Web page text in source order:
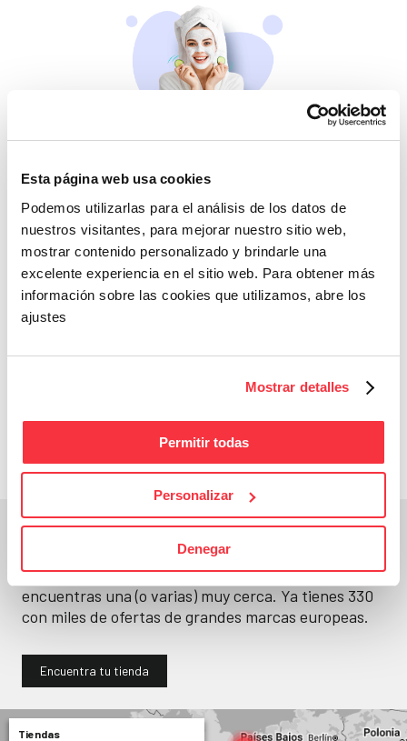
Esta página web usa cookies
Podemos utilizarlas para el análisis de los datos de
nuestros visitantes, para mejorar nuestro sitio web,
mostrar contenido personalizado y brindarle una
excelente experiencia en el sitio web. Para obtener más
información sobre las cookies que utilizamos, abre los
ajustes
Mostrar detalles
Permitir todas
Personalizar
Denegar
Si no te mimas tú…
llévatelos
En un segundo, la encuentras.
No paramos de abrirtiendas. Seguro que
encuentras una (o varias) muy cerca. Ya tienes 330
con miles de ofertas de grandes marcas europeas.
Encuentra tu tienda
Tiendas